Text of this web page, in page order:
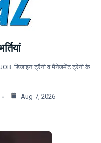
JOB: डिजाइन ट्रैनी व मैनेजमेंट ट्रेनी के
Aug 7, 2026